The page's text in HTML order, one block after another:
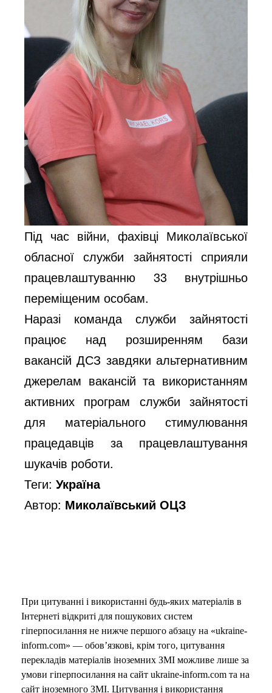
Під час війни, фахівці Миколаївської
обласної служби зайнятості сприяли
працевлаштуванню 33 внутрішньо
переміщеним особам.
Наразі команда служби зайнятості
працює над розширенням бази
вакансій ДСЗ завдяки альтернативним
джерелам вакансій та використанням
активних програм служби зайнятості
для матеріального стимулювання
працедавців за працевлаштування
шукачів роботи.
Теги:Україна
Автор: Миколаївський ОЦЗ
При цитуванні і використанні будь-яких матеріалів в
Інтернеті відкриті для пошукових систем
гіперпосилання не нижче першого абзацу на «ukraine-
inform.com» — обов’язкові, крім того, цитування
перекладів матеріалів іноземних ЗМІ можливе лише за
умови гіперпосилання на сайт ukraine-inform.com та на
сайт іноземного ЗМІ. Цитування і використання